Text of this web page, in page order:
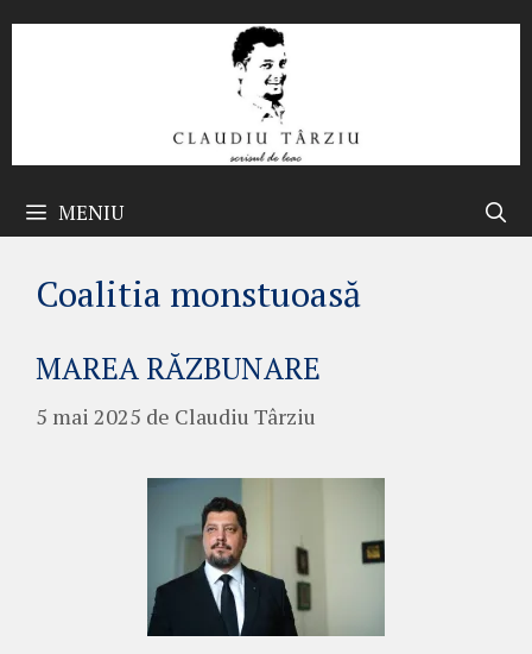
MENIU
Coalitia monstuoasă
MAREA RĂZBUNARE
5 mai 2025 de Claudiu Târziu